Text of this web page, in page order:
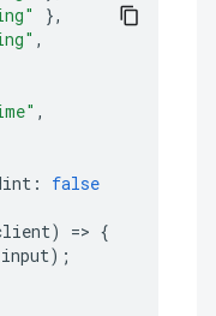
},
,
,
:
false
) => {
input);